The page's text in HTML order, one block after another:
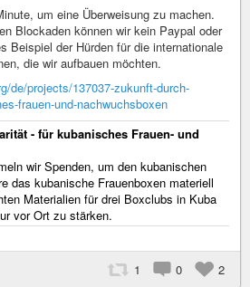
um eine Überweisung zu machen.
Blockaden können wir kein Paypal oder
Beispiel der Hürden für die internationale
die wir aufbauen möchten.
de/projects/137037-zukunft-durch-
frauen-und-nachwuchsboxen
- für kubanisches Frauen- und
wir Spenden, um den kubanischen
das kubanische Frauenboxen materiell
Materialien für drei Boxclubs in Kuba
vor Ort zu stärken.
1 0 2